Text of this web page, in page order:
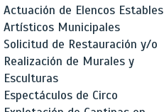
Actuación de Elencos Estables
Artísticos Municipales
Solicitud de Restauración y/o
Realización de Murales y
Esculturas
Espectáculos de Circo